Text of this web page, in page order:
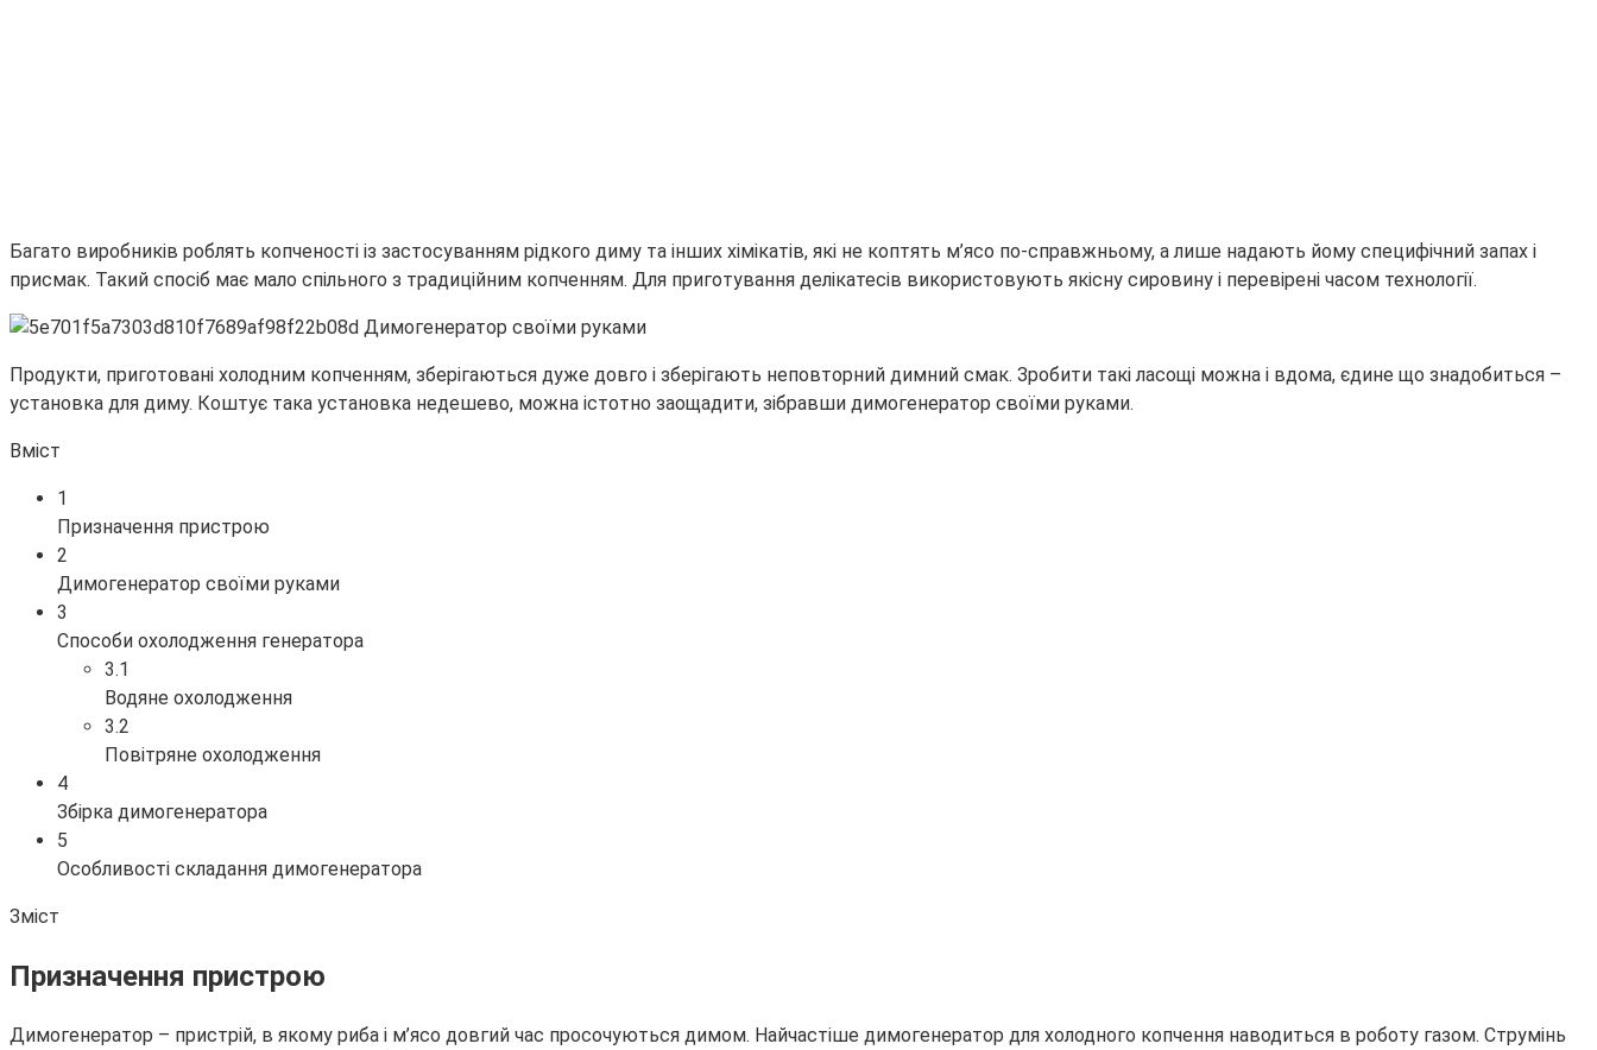
Багато виробників роблять копченості із застосуванням рідкого диму та інших хімікатів, які не коптять м’ясо по-справжньому, а лише надають йому специфічний запах і
присмак. Такий спосіб має мало спільного з традиційним копченням. Для приготування делікатесів використовують якісну сировину і перевірені часом технології.
Продукти, приготовані холодним копченням, зберігаються дуже довго і зберігають неповторний димний смак. Зробити такі ласощі можна і вдома, єдине що знадобиться –
установка для диму. Коштує така установка недешево, можна істотно заощадити, зібравши димогенератор своїми руками.
Вміст
1
Призначення пристрою
2
Димогенератор своїми руками
3
Способи охолодження генератора
3.1
Водяне охолодження
3.2
Повітряне охолодження
4
Збірка димогенератора
5
Особливості складання димогенератора
Зміст
Призначення пристрою
Димогенератор – пристрій, в якому риба і м’ясо довгий час просочуються димом. Найчастіше димогенератор для холодного копчення наводиться в роботу газом. Струмінь